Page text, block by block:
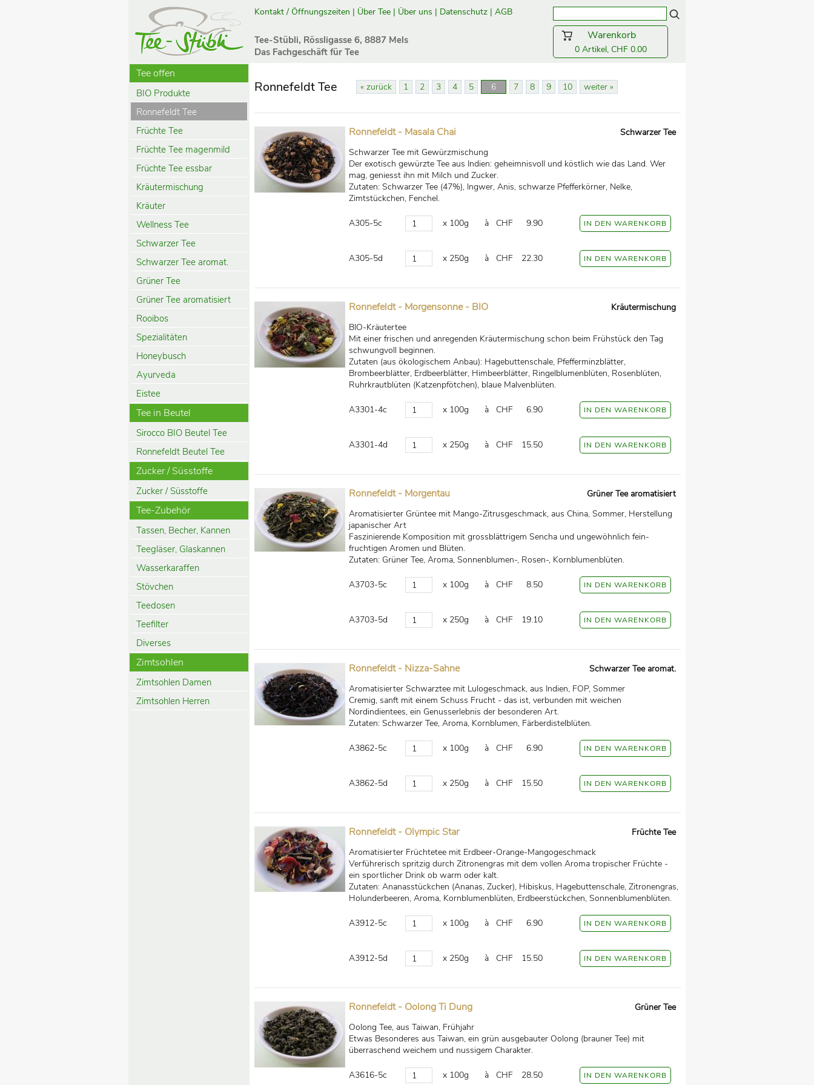
Kontakt / Öffnungszeiten | Über Tee | Über uns | Datenschutz | AGB
Tee-Stübli, Rössligasse 6, 8887 Mels
Das Fachgeschäft für Tee
Warenkorb
0 Artikel, CHF 0.00
Tee offen
BIO Produkte
Ronnefeldt Tee
Früchte Tee
Früchte Tee magenmild
Früchte Tee essbar
Kräutermischung
Kräuter
Wellness Tee
Schwarzer Tee
Schwarzer Tee aromat.
Grüner Tee
Grüner Tee aromatisiert
Rooibos
Spezialitäten
Honeybusch
Ayurveda
Eistee
Tee in Beutel
Sirocco BIO Beutel Tee
Ronnefeldt Beutel Tee
Zucker / Süsstoffe
Zucker / Süsstoffe
Tee-Zubehör
Tassen, Becher, Kannen
Teegläser, Glaskannen
Wasserkaraffen
Stövchen
Teedosen
Teefilter
Diverses
Zimtsohlen
Zimtsohlen Damen
Zimtsohlen Herren
Ronnefeldt Tee « zurück 1 2 3 4 5 6 7 8 9 10 weiter »
Ronnefeldt - Masala Chai
Schwarzer Tee
Schwarzer Tee mit Gewürzmischung
Der exotisch gewürzte Tee aus Indien: geheimnisvoll und köstlich wie das Land. Wer
mag, geniesst ihn mit Milch und Zucker.
Zutaten: Schwarzer Tee (47%), Ingwer, Anis, schwarze Pfefferkörner, Nelke,
Zimtstückchen, Fenchel.
A305-5c x 100g à CHF 9.90
A305-5d x 250g à CHF 22.30
Ronnefeldt - Morgensonne - BIO
Kräutermischung
BIO-Kräutertee
Mit einer frischen und anregenden Kräutermischung schon beim Frühstück den Tag
schwungvoll beginnen.
Zutaten (aus ökologischem Anbau): Hagebuttenschale, Pfefferminzblätter,
Brombeerblätter, Erdbeerblätter, Himbeerblätter, Ringelblumenblüten, Rosenblüten,
Ruhrkrautblüten (Katzenpfötchen), blaue Malvenblüten.
A3301-4c x 100g à CHF 6.90
A3301-4d x 250g à CHF 15.50
Ronnefeldt - Morgentau
Grüner Tee aromatisiert
Aromatisierter Grüntee mit Mango-Zitrusgeschmack, aus China, Sommer, Herstellung
japanischer Art
Faszinierende Komposition mit grossblättrigem Sencha und ungewöhnlich fein-
fruchtigen Aromen und Blüten.
Zutaten: Grüner Tee, Aroma, Sonnenblumen-, Rosen-, Kornblumenblüten.
A3703-5c x 100g à CHF 8.50
A3703-5d x 250g à CHF 19.10
Ronnefeldt - Nizza-Sahne
Schwarzer Tee aromat.
Aromatisierter Schwarztee mit Lulogeschmack, aus Indien, FOP, Sommer
Cremig, sanft mit einem Schuss Frucht - das ist, verbunden mit weichen
Nordindientees, ein Genusserlebnis der besonderen Art.
Zutaten: Schwarzer Tee, Aroma, Kornblumen, Färberdistelblüten.
A3862-5c x 100g à CHF 6.90
A3862-5d x 250g à CHF 15.50
Ronnefeldt - Olympic Star
Früchte Tee
Aromatisierter Früchtetee mit Erdbeer-Orange-Mangogeschmack
Verführerisch spritzig durch Zitronengras mit dem vollen Aroma tropischer Früchte -
ein sportlicher Drink ob warm oder kalt.
Zutaten: Ananasstückchen (Ananas, Zucker), Hibiskus, Hagebuttenschale, Zitronengras,
Holunderbeeren, Aroma, Kornblumenblüten, Erdbeerstückchen, Sonnenblumenblüten.
A3912-5c x 100g à CHF 6.90
A3912-5d x 250g à CHF 15.50
Ronnefeldt - Oolong Ti Dung
Grüner Tee
Oolong Tee, aus Taiwan, Frühjahr
Etwas Besonderes aus Taiwan, ein grün ausgebauter Oolong (brauner Tee) mit
überraschend weichem und nussigem Charakter.
A3616-5c x 100g à CHF 28.50